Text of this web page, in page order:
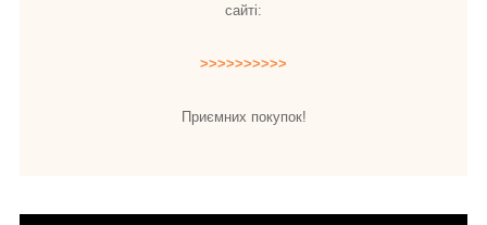
сайті:
>>>>>>>>>>
Приємних покупок!